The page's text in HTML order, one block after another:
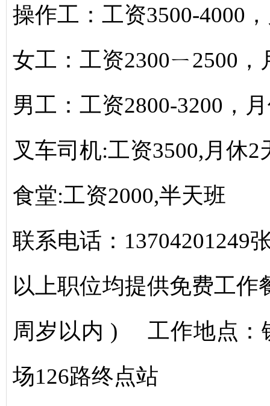
操作工：工资3500-4000
女工：工资2300ㄧ2500，
男工：工资2800-3200，
叉车司机:工资3500,月休2
食堂:工资2000,半天班
联系电话：13704201249
以上职位均提供免费工作
周岁以内 ) 工作地点：
场126路终点站